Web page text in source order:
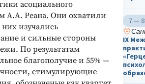
асоциального
А.А. Реана. Они охватили
изучались
и сильные стороны
По результатам
благополучие и 55% —
стимулирующие
Реклама
7 —
IX